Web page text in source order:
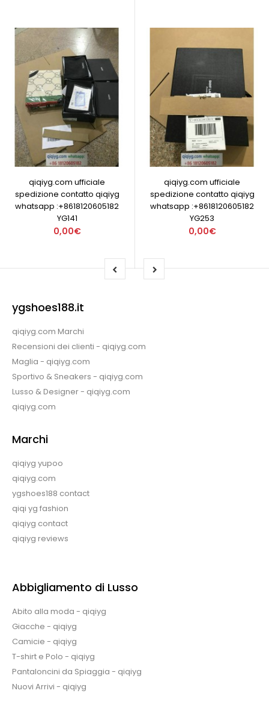
qiqiyg.com ufficiale
spedizione contatto qiqiyg
whatsapp :+8618120605182
YG141
0,00€
qiqiyg.com ufficiale
spedizione contatto qiqiyg
whatsapp :+8618120605182
YG253
0,00€
ygshoes188.it
qiqiyg.com Marchi
Recensioni dei clienti - qiqiyg.com
Maglia - qiqiyg.com
Sportivo & Sneakers - qiqiyg.com
Lusso & Designer - qiqiyg.com
qiqiyg.com
Marchi
qiqiyg yupoo
qiqiyg.com
ygshoes188 contact
qiqi yg fashion
qiqiyg contact
qiqiyg reviews
Abbigliamento di Lusso
Abito alla moda - qiqiyg
Giacche - qiqiyg
Camicie - qiqiyg
T-shirt e Polo - qiqiyg
Pantaloncini da Spiaggia - qiqiyg
Nuovi Arrivi - qiqiyg